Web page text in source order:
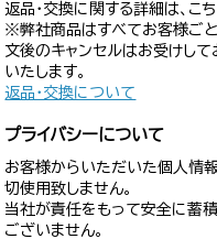
返品・交換に関する詳細は、こ
※弊社商品はすべてお客様ごと
文後のキャンセルはお受けし
いたします。
返品・交換について
プライバシーについて
お客様からいただいた個人情
切使用致しません。
当社が責任をもって安全に蓄積
ございません。